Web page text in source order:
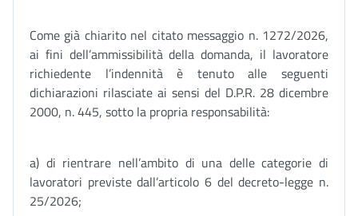
Come già chiarito nel citato messaggio n. 1272/2026,
ai fini dell’ammissibilità della domanda, il lavoratore
richiedente l’indennità è tenuto alle seguenti
dichiarazioni rilasciate ai sensi del D.P.R. 28 dicembre
2000, n. 445, sotto la propria responsabilità:
a) di rientrare nell’ambito di una delle categorie di
lavoratori previste dall’articolo 6 del decreto-legge n.
25/2026;